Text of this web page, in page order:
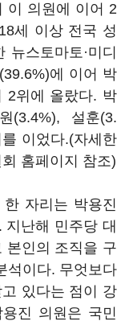
이 의원에 이어 2
세 이상 전국 성
스토마토·미디
에 이어 박
2위에 올랐다. 박
(3.4%), 설훈(3.
이었다.(자세한
홈페이지 참조)
자리는 박용진
난해 민주당 대
본인의 조직을 구
석이다. 무엇보다
있다는 점이 강
진 의원은 국민